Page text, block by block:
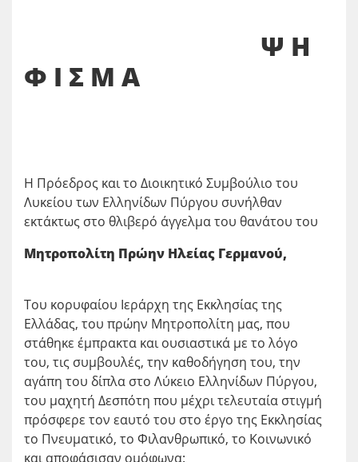
Ψ Η
Φ Ι Σ Μ Α
Η Πρόεδρος και το Διοικητικό Συμβούλιο του
Λυκείου των Ελληνίδων Πύργου συνήλθαν
εκτάκτως στο θλιβερό άγγελμα του θανάτου του
Μητροπολίτη Πρώην Ηλείας Γερμανού,
Του κορυφαίου Ιεράρχη της Εκκλησίας της
Ελλάδας, του πρώην Μητροπολίτη μας, που
στάθηκε έμπρακτα και ουσιαστικά με το λόγο
του, τις συμβουλές, την καθοδήγηση του, την
αγάπη του δίπλα στο Λύκειο Ελληνίδων Πύργου,
του μαχητή Δεσπότη που μέχρι τελευταία στιγμή
πρόσφερε τον εαυτό του στο έργο της Εκκλησίας
το Πνευματικό, το Φιλανθρωπικό, το Κοινωνικό
και αποφάσισαν ομόφωνα: